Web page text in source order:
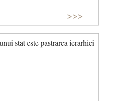
>>>
stat este pastrarea ierarhiei